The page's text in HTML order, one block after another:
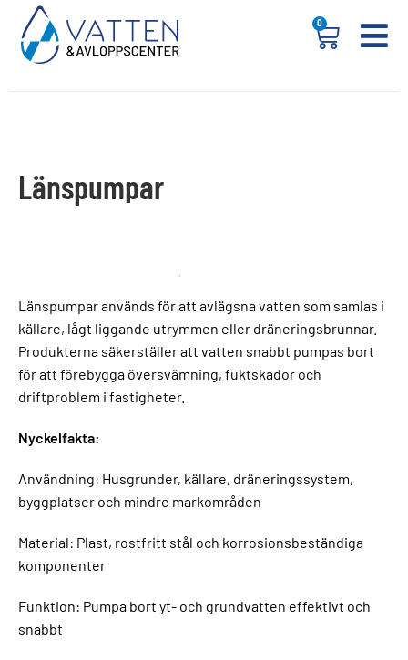
0
Länspumpar
Länspumpar används för att avlägsna vatten som samlas i
källare, lågt liggande utrymmen eller dräneringsbrunnar.
Produkterna säkerställer att vatten snabbt pumpas bort
för att förebygga översvämning, fuktskador och
driftproblem i fastigheter.
Nyckelfakta:
Användning: Husgrunder, källare, dräneringssystem,
byggplatser och mindre markområden
Material: Plast, rostfritt stål och korrosionsbeständiga
komponenter
Funktion: Pumpa bort yt- och grundvatten effektivt och
snabbt